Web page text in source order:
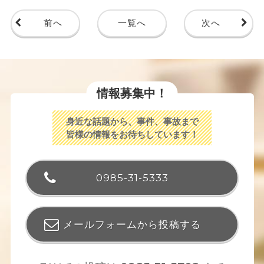
前へ 一覧へ 次へ
情報募集中！
身近な話題から、事件、事故まで
皆様の情報をお待ちしています！
0985-31-5333
メールフォームから投稿する